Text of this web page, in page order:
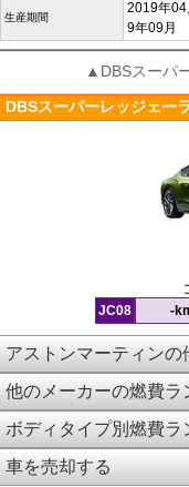
生産期間
2019年
9年09月
▲DBSスーパ
DBSスーパーレッジェー
JC08 -
アストンマーティンの
他のメーカーの燃費ラ
ボディタイプ別燃費ラ
車を売却する